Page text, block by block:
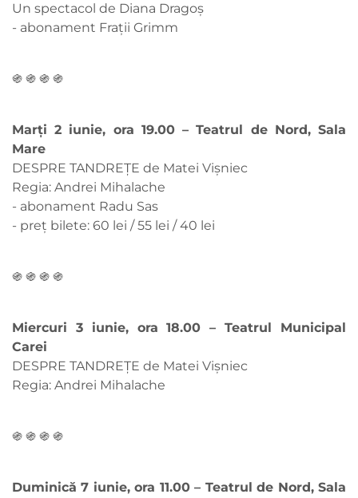
Un spectacol de Diana Dragoș
- abonament Fraţii Grimm
֍ ֍ ֍ ֍
Marți 2 iunie, ora 19.00 – Teatrul de Nord, Sala
Mare
DESPRE TANDREȚE de Matei Vișniec
Regia: Andrei Mihalache
- abonament Radu Sas
- preț bilete: 60 lei / 55 lei / 40 lei
֍ ֍ ֍ ֍
Miercuri 3 iunie, ora 18.00 – Teatrul Municipal
Carei
DESPRE TANDREȚE de Matei Vișniec
Regia: Andrei Mihalache
֍ ֍ ֍ ֍
Duminică 7 iunie, ora 11.00 – Teatrul de Nord, Sala